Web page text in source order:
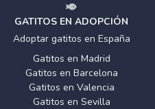
GATITOS EN ADOPCIÓN
Adoptar gatitos en España
Gatitos en Madrid
Gatitos en Barcelona
Gatitos en Valencia
Gatitos en Sevilla